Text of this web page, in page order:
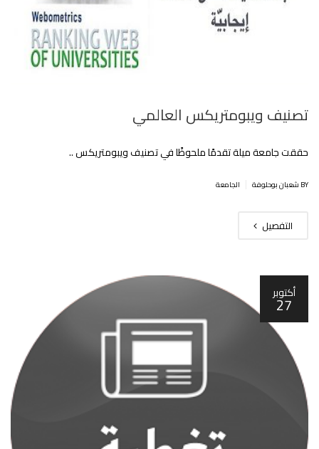
تصنيف ويبومتريكس العالمي
حققت جامعة ميلة تقدمًا ملحوظًا في تصنيف ويبومتريكس ..
BY شعبان بوحلوفة الجامعة
التفصيل
أكتوبر
27